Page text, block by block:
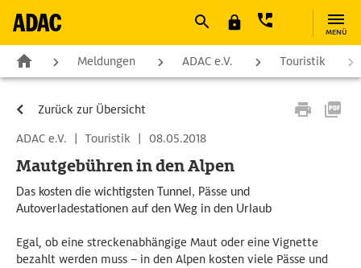
MENÜ
Meldungen ADAC e.V. Touristik
Zurück zur Übersicht
ADAC e.V.
| Touristik | 08.05.2018
Mautgebühren in den Alpen
Das kosten die wichtigsten Tunnel, Pässe und
Autoverladestationen auf den Weg in den Urlaub
Egal, ob eine streckenabhängige Maut oder eine Vignette
bezahlt werden muss – in den Alpen kosten viele Pässe und